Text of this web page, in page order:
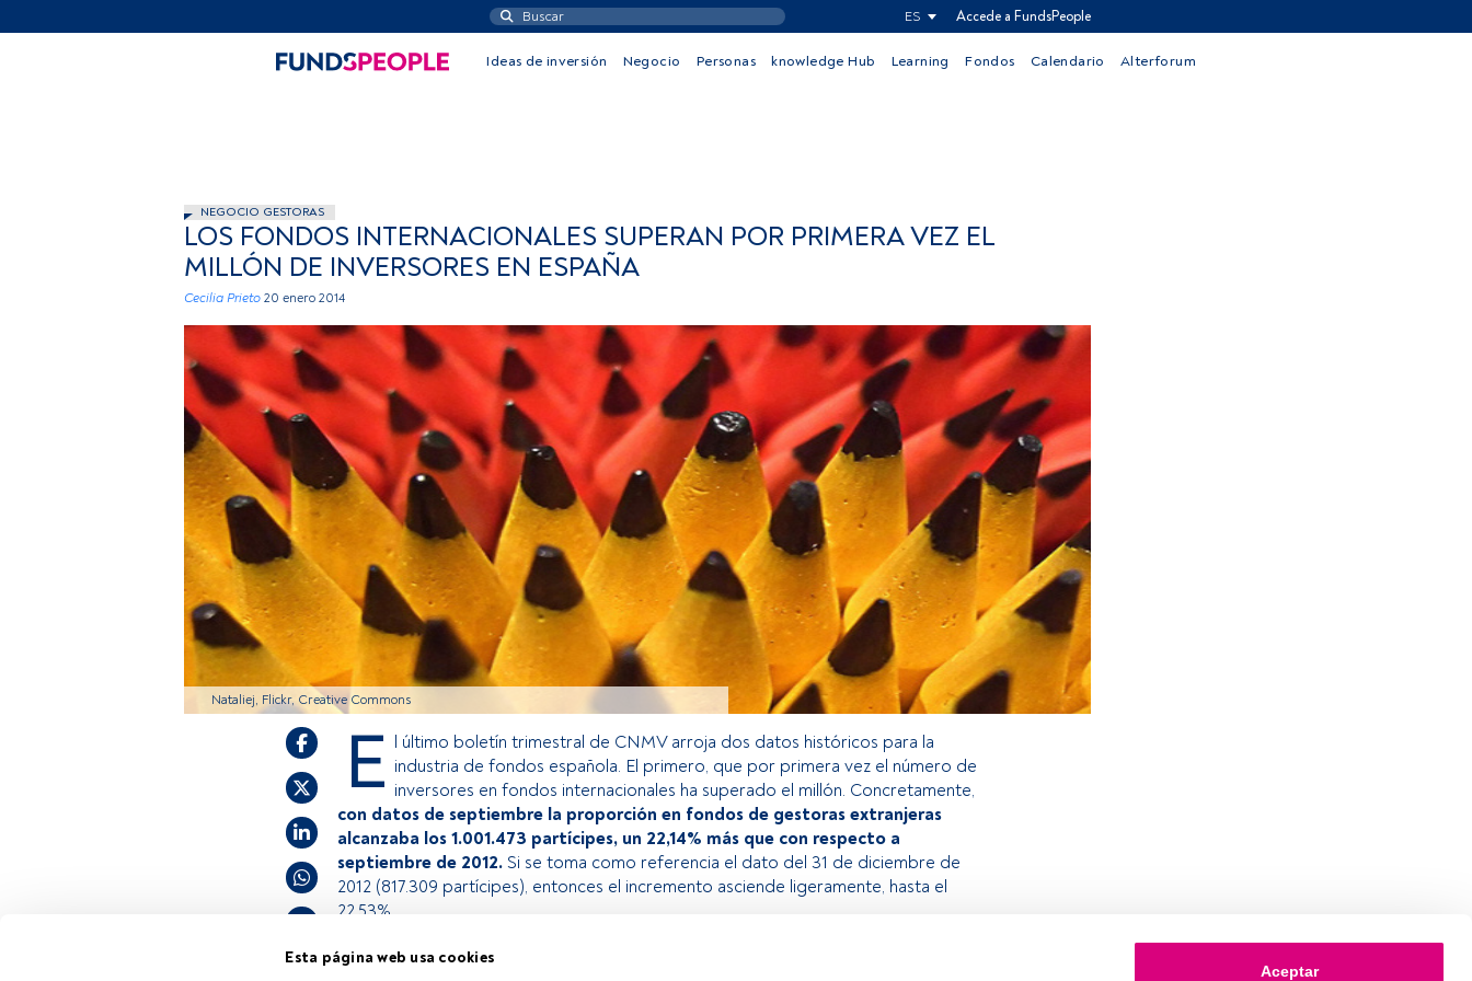
Esta página web usa cookies
Aceptar
ES Accede a FundsPeople
Ideas de inversión Negocio Personas knowledge Hub Learning Fondos Calendario Alterforum
NEGOCIO GESTORAS
LOS FONDOS INTERNACIONALES SUPERAN POR PRIMERA VEZ EL
MILLÓN DE INVERSORES EN ESPAÑA
Cecilia Prieto 20 enero 2014
Nataliej, Flickr, Creative Commons
E l último boletín trimestral de CNMV arroja dos datos históricos para la
industria de fondos española. El primero, que por primera vez el número de
inversores en fondos internacionales ha superado el millón. Concretamente,
con datos de septiembre la proporción en fondos de gestoras extranjeras
alcanzaba los 1.001.473 partícipes, un 22,14% más que con respecto a
septiembre de 2012. Si se toma como referencia el dato del 31 de diciembre de
2012 (817.309 partícipes), entonces el incremento asciende ligeramente, hasta el
22,53%.